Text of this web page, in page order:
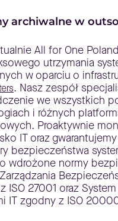
archiwalne w
All for One
utrzymania
w oparciu o
. Nasz zespół
we wszystkich
i różnych
Proaktywnie
IT oraz
bezpieczeństwa
wdrożone normy
ISO 27001 oraz
IT zgodny z ISO